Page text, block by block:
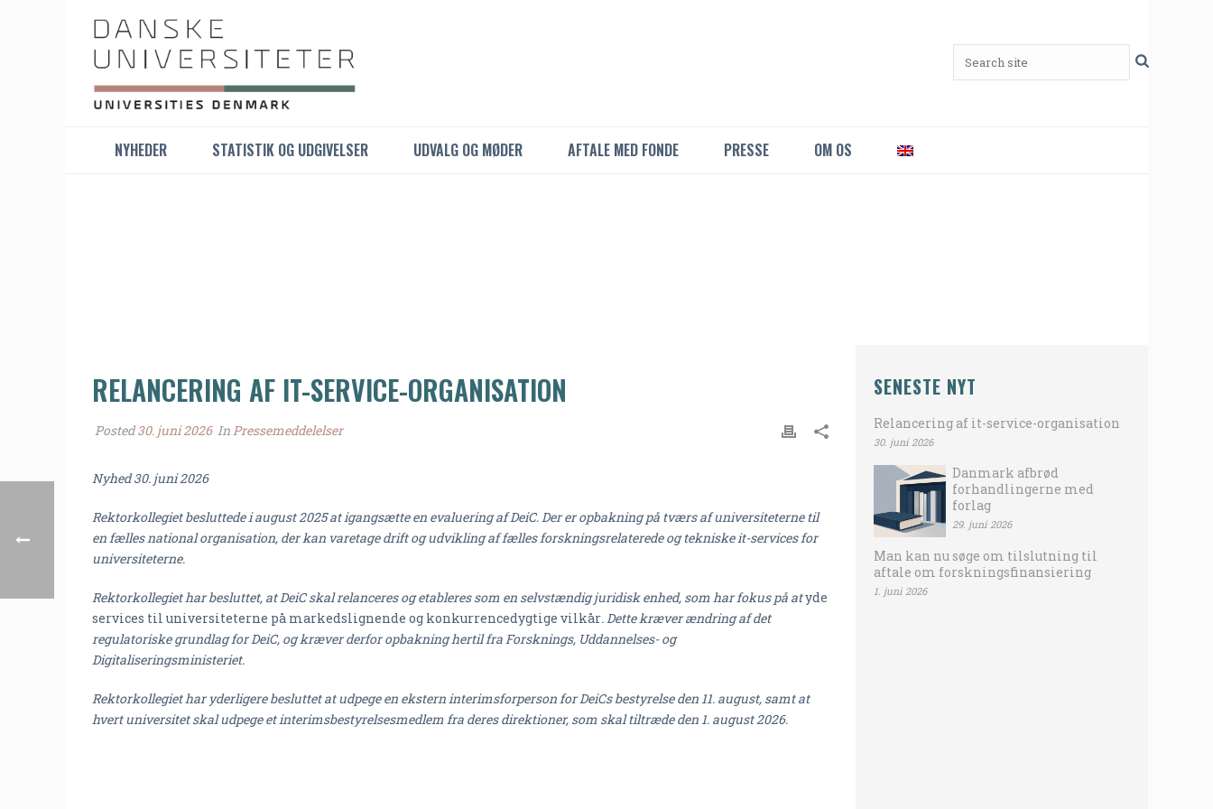
NYHEDER STATISTIK OG UDGIVELSER UDVALG OG MØDER AFTALE MED FONDE PRESSE OM OS
RELANCERING AF IT-SERVICE-ORGANISATION
Posted30. juni 2026 InPressemeddelelser
Nyhed 30. juni 2026
Rektorkollegiet besluttede i august 2025 at igangsætte en evaluering af DeiC. Der er opbakning på tværs af universiteterne til
en fælles national organisation, der kan varetage drift og udvikling af fælles forskningsrelaterede og tekniske it-services for
universiteterne.
Rektorkollegiet har besluttet, at DeiC skal relanceres og etableres som en selvstændig juridisk enhed, som har fokus på atyde
services til universiteterne på markedslignende og konkurrencedygtige vilkår. Dette kræver ændring af det
regulatoriske grundlag for DeiC, og kræver derfor opbakning hertil fra Forsknings, Uddannelses- og
Digitaliseringsministeriet.
Rektorkollegiet har yderligere besluttet at udpege en ekstern interimsforperson for DeiCs bestyrelse den 11. august, samt at
hvert universitet skal udpege et interimsbestyrelsesmedlem fra deres direktioner, som skal tiltræde den 1. august 2026.
SENESTE NYT
Relancering af it-service-organisation
30. juni 2026
Danmark afbrød
forhandlingerne med
forlag
29. juni 2026
Man kan nu søge om tilslutning til
aftale om forskningsfinansiering
1. juni 2026